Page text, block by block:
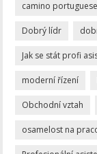
camino portuguese
Dobrý lídr
Jak se stát profi
moderní řízení
Obchodní vztah
osamelost na